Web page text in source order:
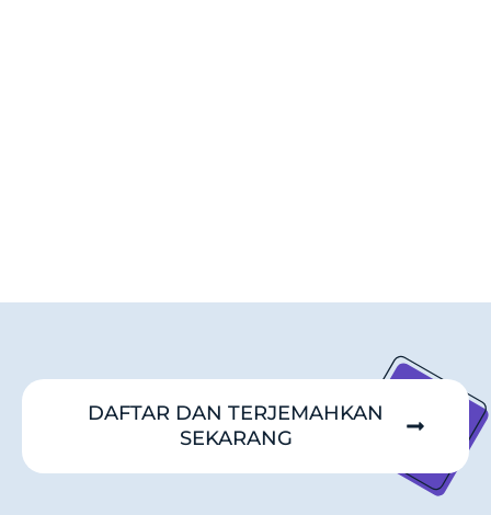
DAFTAR DAN TERJEMAHKAN
SEKARANG